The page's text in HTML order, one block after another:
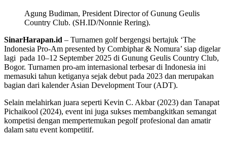
Agung Budiman, President Director of Gunung Geulis
Country Club. (SH.ID/Nonnie Rering).
SinarHarapan.id – Turnamen golf bergengsi bertajuk ‘The
Indonesia Pro-Am presented by Combiphar & Nomura’ siap digelar
lagi pada 10–12 September 2025 di Gunung Geulis Country Club,
Bogor. Turnamen pro-am internasional terbesar di Indonesia ini
memasuki tahun ketiganya sejak debut pada 2023 dan merupakan
bagian dari kalender Asian Development Tour (ADT).
Selain melahirkan juara seperti Kevin C. Akbar (2023) dan Tanapat
Pichaikool (2024), event ini juga sukses membangkitkan semangat
kompetisi dengan mempertemukan pegolf profesional dan amatir
dalam satu event kompetitif.